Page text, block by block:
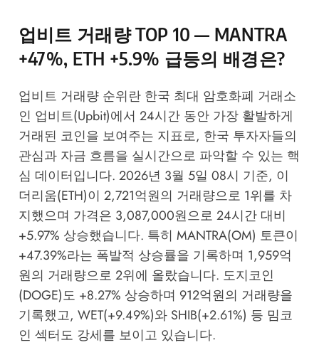
업비트 거래량 TOP 10 — MANTRA
+47%, ETH +5.9% 급등의 배경은?
업비트 거래량 순위란 한국 최대 암호화폐 거래소
인 업비트(Upbit)에서 24시간 동안 가장 활발하게
거래된 코인을 보여주는 지표로, 한국 투자자들의
관심과 자금 흐름을 실시간으로 파악할 수 있는 핵
심 데이터입니다. 2026년 3월 5일 08시 기준, 이
더리움(ETH)이 2,721억원의 거래량으로 1위를 차
지했으며 가격은 3,087,000원으로 24시간 대비
+5.97% 상승했습니다. 특히 MANTRA(OM) 토큰이
+47.39%라는 폭발적 상승률을 기록하며 1,959억
원의 거래량으로 2위에 올랐습니다. 도지코인
(DOGE)도 +8.27% 상승하며 912억원의 거래량을
기록했고, WET(+9.49%)와 SHIB(+2.61%) 등 밈코
인 섹터도 강세를 보이고 있습니다.